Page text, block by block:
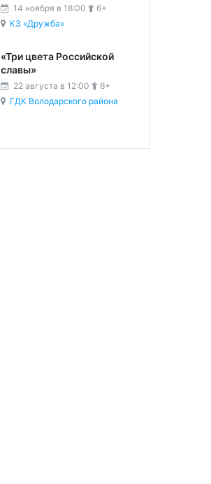
14 ноября в 18:00
6+
КЗ «Дружба»
«Три цвета Российской
славы»
22 августа в 12:00
6+
ГДК Володарского района